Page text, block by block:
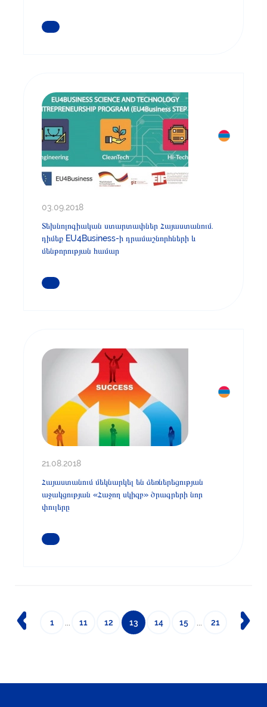
ԿԱՐԴԱՑԵՔ ԱՎԵԼԻՆ
03.09.2018
Տեխնոլոգիական ստարտափներ Հայաստանում.
դիմեք EU4Business-ի դրամաշնորհների և
մենթորության համար
ԿԱՐԴԱՑԵՔ ԱՎԵԼԻՆ
21.08.2018
Հայաստանում մեկնարկել են ձեռներեցության
աջակցության «Հաջող սկիզբ» ծրագրերի նոր
փուլերը
ԿԱՐԴԱՑԵՔ ԱՎԵԼԻՆ
1 11 12 13 14 15 21